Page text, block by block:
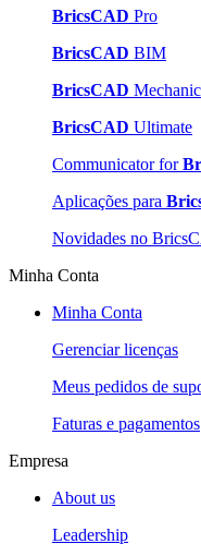
BricsCAD Pro
BricsCAD BIM
BricsCAD
BricsCAD Ultimate
Communicator for
Aplicações para
Novidades no
Minha Conta
Minha Conta
Gerenciar licenças
Meus pedidos de
Faturas e pagamentos
Empresa
About us
Leadership